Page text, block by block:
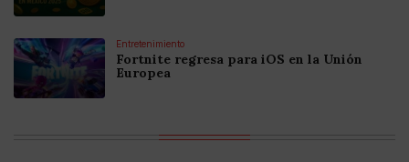
Entretenimiento
Fortnite regresa para iOS en la Unión
Europea